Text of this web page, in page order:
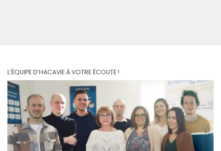
L’ÉQUIPE D’HACAVIE À VOTRE ÉCOUTE !